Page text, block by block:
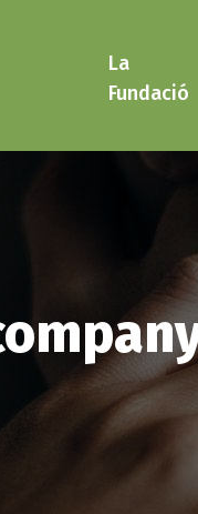
La
Fundació